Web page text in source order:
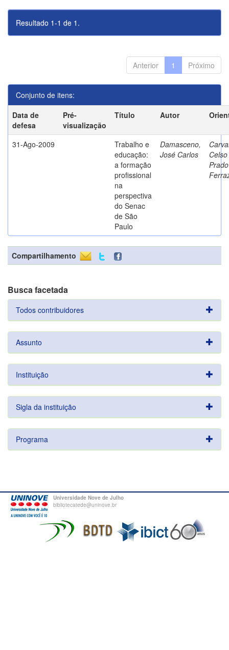
Resultado 1-1 de 1.
Anterior 1 Próximo
Conjunto de itens:
Data de
defesa
Pré-
visualização
Título Autor
31-Ago-2009
Trabalho e
educação:
a formação
profissional
na
perspectiva
do Senac
de São
Paulo
Damasceno,
José Carlos
Prado
Compartilhamento
Busca facetada
Todos contribuidores
Assunto
Instituição
Sigla da instituição
Programa
Universidade Nove de Julho
bibliotecatede@uninove.br